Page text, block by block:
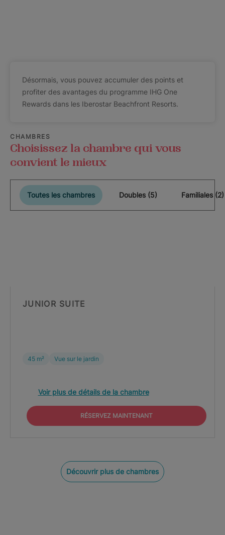
Désormais, vous pouvez accumuler des points et
profiter des avantages du programme IHG One
Rewards dans les Iberostar Beachfront Resorts.
CHAMBRES
Choisissez la chambre qui vous
convient le mieux
Toutes les chambres Doubles (5) Familiales (2)
JUNIOR SUITE
45 m² Vue sur le jardin
Voir plus de détails de la chambre
RÉSERVEZ MAINTENANT
Découvrir plus de chambres